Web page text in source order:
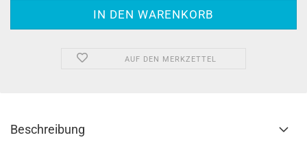
AUF DEN MERKZETTEL
Beschreibung